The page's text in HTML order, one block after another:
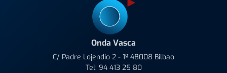
Onda Vasca
C/ Padre Lojendio 2 - 1º 48008 Bilbao
Tel: 94 413 25 80